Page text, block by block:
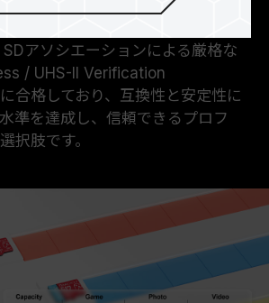
検証済み製品
SDアソシエーションによる厳格な
/ UHS-II Verification
合格しており、互換性と安定性に
準を達成し、信頼できるプロフ
択肢です。